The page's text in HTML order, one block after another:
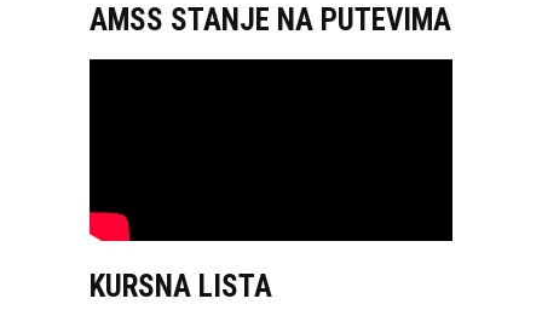
AMSS STANJE NA PUTEVIMA
KURSNA LISTA